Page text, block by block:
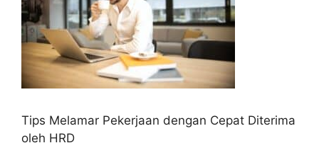
Tips Melamar Pekerjaan dengan Cepat Diterima
oleh HRD